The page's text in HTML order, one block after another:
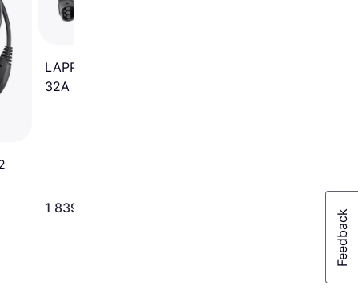
LAPP MOBILITY Type 2
32A 22 kW 3-fas 5m
1 839 kr